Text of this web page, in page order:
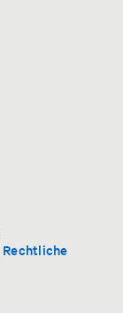
Rechtliche